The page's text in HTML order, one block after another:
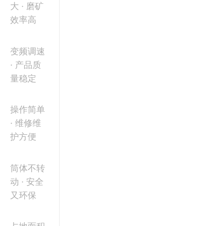
大 · 磨矿
效率高
变频调速
· 产品质
量稳定
操作简单
· 维修维
护方便
筒体不转
动 · 安全
又环保